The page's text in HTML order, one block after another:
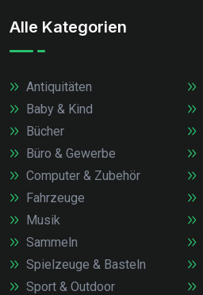
Alle Kategorien
Antiquitäten
Baby & Kind
Bücher
Büro & Gewerbe
Computer & Zubehör
Fahrzeuge
Musik
Sammeln
Spielzeuge & Basteln
Sport & Outdoor